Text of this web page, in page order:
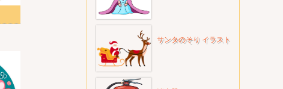
サンタのそり イラスト